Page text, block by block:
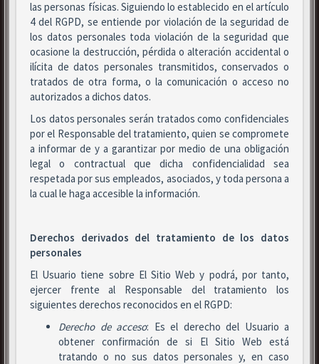
las personas físicas. Siguiendo lo establecido en el artículo
4 del RGPD, se entiende por violación de la seguridad de
los datos personales toda violación de la seguridad que
ocasione la destrucción, pérdida o alteración accidental o
ilícita de datos personales transmitidos, conservados o
tratados de otra forma, o la comunicación o acceso no
autorizados a dichos datos.
Los datos personales serán tratados como confidenciales
por el Responsable del tratamiento, quien se compromete
a informar de y a garantizar por medio de una obligación
legal o contractual que dicha confidencialidad sea
respetada por sus empleados, asociados, y toda persona a
la cual le haga accesible la información.
Derechos derivados del tratamiento de los datos
personales
El Usuario tiene sobre El Sitio Web y podrá, por tanto,
ejercer frente al Responsable del tratamiento los
siguientes derechos reconocidos en el RGPD:
Derecho de acceso: Es el derecho del Usuario a
obtener confirmación de si El Sitio Web está
tratando o no sus datos personales y, en caso